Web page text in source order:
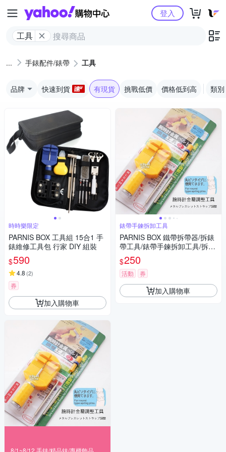
Yahoo購物中心
工具
登入
手錶配件/錶帶 工具
品牌 快速到貨 有現貨 挑戰低價 價格低到高 類別
時時樂限定
PARNIS BOX 工具組 15合1 手
錶維修工具包 行家 DIY 組裝
$590
4.8 (2)
券
加入購物車
錶帶手鍊拆卸工具
PARNIS BOX 鐵帶拆帶器/拆錶
帶工具/錶帶手鍊拆卸工具/拆帶
器/單售 維修手錶DIY #工具02
$250
活動 券
加入購物車